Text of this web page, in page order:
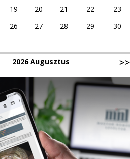
19 20 21 22
23
26 27 28 29
30
2026 Augusztus